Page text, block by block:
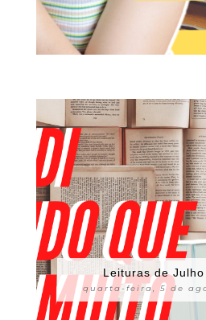
Leituras de
quarta-feira, 5 de